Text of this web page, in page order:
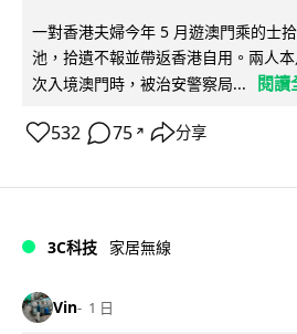
一對香港夫婦今年 5 月遊澳門乘的士
池，拾遺不報並帶返香港自用。兩人
次入境澳門時，被治安警察局...
閱讀
532 75 ↗ 分享
3C科技 家居無線
Vin 1 日